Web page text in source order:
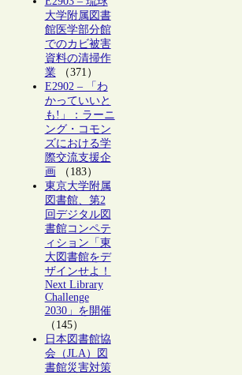
大学附属図書
館医学部分館
でのカビ被害
資料の清掃作
業（371）
E2902 – 「わ
かっていいと
も!」：ラーニ
ング・コモン
ズにおける学
際交流支援企
画 （183）
東京大学附属
図書館、第2
回デジタル図
書館コンペテ
ィション「東
大図書館をデ
ザインせよ！
Next Library
Challenge
2030」を開催
（145）
日本図書館協
会（JLA）図
書館災害対策